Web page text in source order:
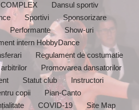
Dansul sportiv
Sportivi
Sponsorizare
Performante
Show-uri
intern HobbyDance
Regulament de costumatie
Promovarea dansatorilor
Statut club
Instructori
copii
Pian-Canto
COVID-19
Site Map